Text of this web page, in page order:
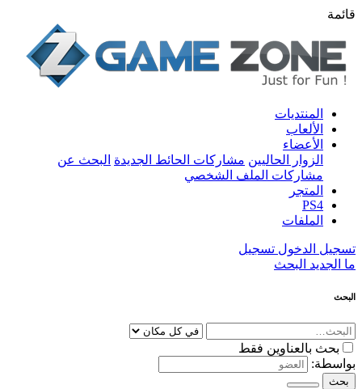
قائمة
المنتديات
الألعاب
الأعضاء
الزوار الحاليين مشاركات الحائط الجديدة البحث عن
مشاركات الملف الشخصي
المتجر
PS4
الملفات
تسجيل الدخول تسجيل
ما الجديد البحث
البحث
بحث بالعناوين فقط
بواسطة:
بحث